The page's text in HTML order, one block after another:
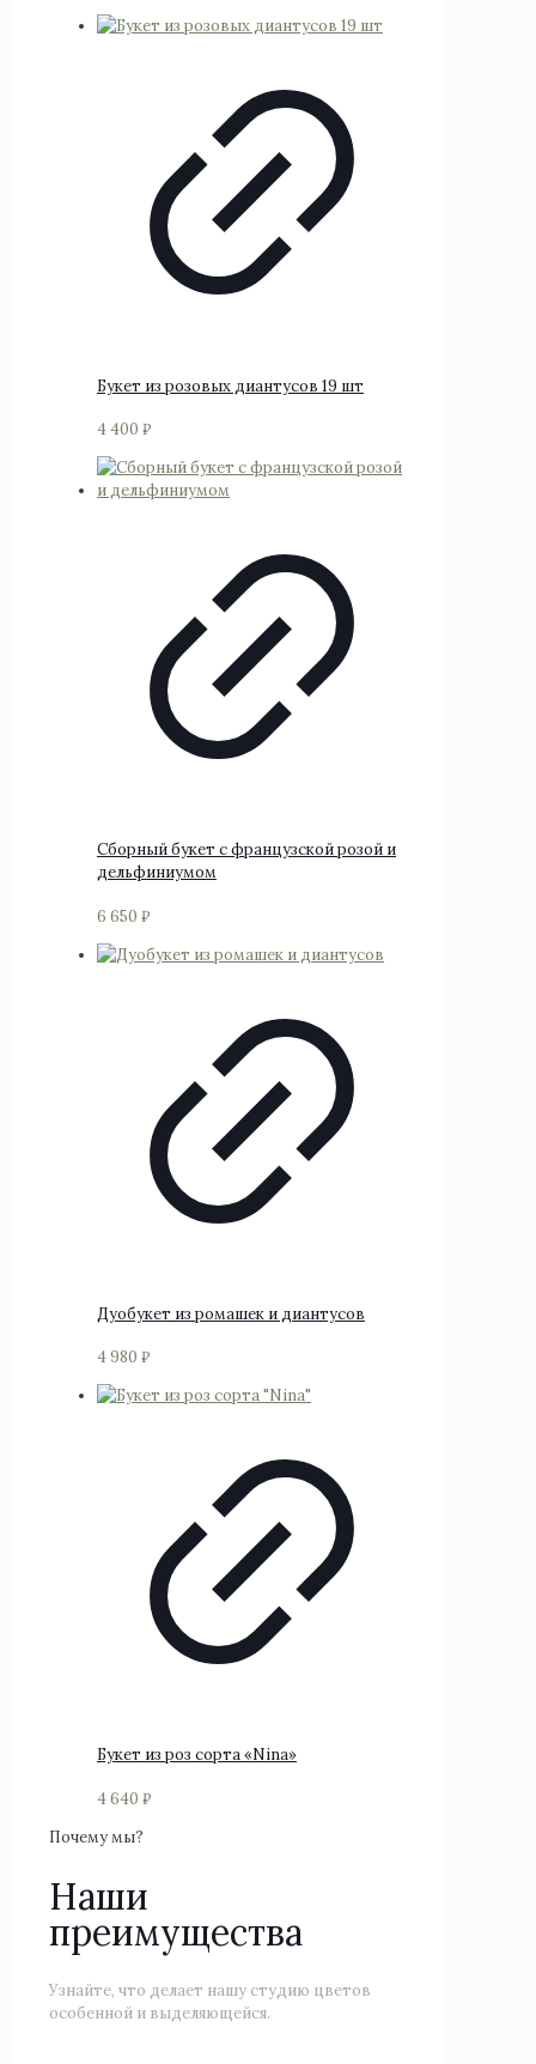
Букет из розовых диантусов 19 шт
4 400 ₽
Сборный букет с французской розой и
дельфиниумом
6 650 ₽
Дуобукет из ромашек и диантусов
4 980 ₽
Букет из роз сорта «Nina»
4 640 ₽
Этот
несколько
вариаций.
Опции
выбрать
на
Почему мы?
Наши
преимущества
Узнайте, что делает нашу студию цветов
особенной и выделяющейся.